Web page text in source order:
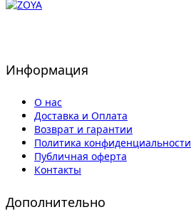
Информация
О нас
Доставка и Оплата
Возврат и гарантии
Политика конфиденциальности
Публичная оферта
Контакты
Дополнительно